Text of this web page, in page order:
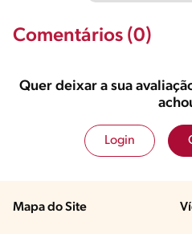
Comentários (0)
Quer deixar a sua
Login
Mapa do Site